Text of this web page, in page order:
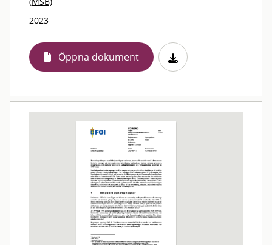
2023
Öppna dokument